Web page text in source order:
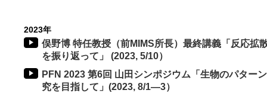
2023年
俣野博 特任教授（前MIMS所長）最終講義「反応拡
を振り返って」 (2023, 5/10）
PFN 2023 第6回 山田シンポジウム「生物のパター
究を目指して」(2023, 8/1―3）